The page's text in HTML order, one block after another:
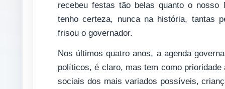
recebeu festas tão belas quanto o
tenho certeza, nunca na história, tantas
frisou o governador.
Nos últimos quatro anos, a agenda
políticos, é claro, mas tem como
sociais dos mais variados possíveis,